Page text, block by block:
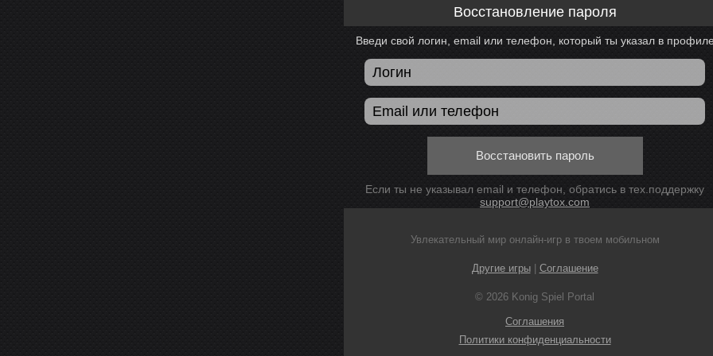
Восстановление пароля
Введи свой логин, email или телефон, который ты указал в
Восстановить пароль
Если ты не указывал email и телефон, обратись в тех.поддержку
support@playtox.com
Увлекательный мир онлайн-игр в твоем мобильном
Другие игры| Соглашение
© 2026 Konig Spiel Portal
Соглашения
Политики конфиденциальности